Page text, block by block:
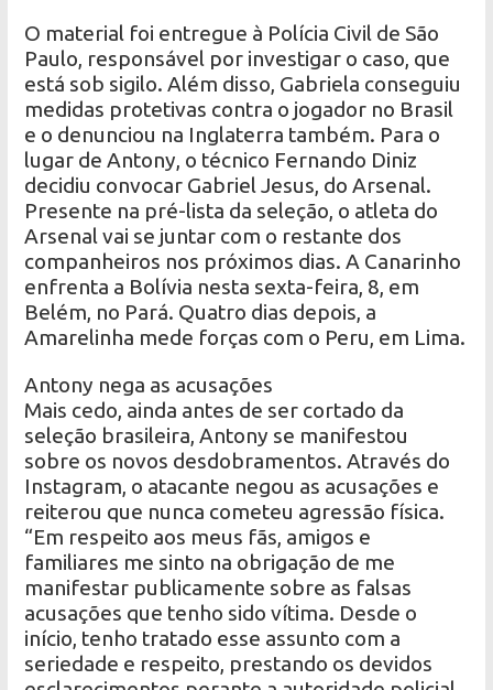
O material foi entregue à Polícia Civil de São
Paulo, responsável por investigar o caso, que
está sob sigilo. Além disso, Gabriela conseguiu
medidas protetivas contra o jogador no Brasil
e o denunciou na Inglaterra também. Para o
lugar de Antony, o técnico Fernando Diniz
decidiu convocar Gabriel Jesus, do Arsenal.
Presente na pré-lista da seleção, o atleta do
Arsenal vai se juntar com o restante dos
companheiros nos próximos dias. A Canarinho
enfrenta a Bolívia nesta sexta-feira, 8, em
Belém, no Pará. Quatro dias depois, a
Amarelinha mede forças com o Peru, em Lima.
Antony nega as acusações
Mais cedo, ainda antes de ser cortado da
seleção brasileira, Antony se manifestou
sobre os novos desdobramentos. Através do
Instagram, o atacante negou as acusações e
reiterou que nunca cometeu agressão física.
“Em respeito aos meus fãs, amigos e
familiares me sinto na obrigação de me
manifestar publicamente sobre as falsas
acusações que tenho sido vítima. Desde o
início, tenho tratado esse assunto com a
seriedade e respeito, prestando os devidos